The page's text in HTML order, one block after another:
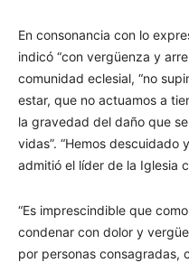
En consonancia con lo
indicó “con vergüenza y
comunidad eclesial, “no
estar, que no actuamos a
la gravedad del daño que
vidas”. “Hemos descuidado
admitió el líder de la Iglesia
“Es imprescindible que
condenar con dolor y
por personas consagradas,